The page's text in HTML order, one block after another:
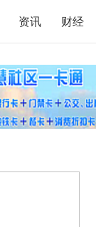
资讯 财经